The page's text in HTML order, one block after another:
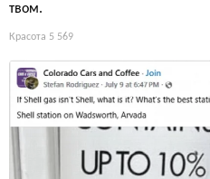
твом.
Красота 5 569